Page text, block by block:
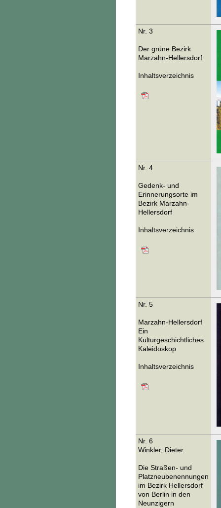
Nr. 3
Der grüne Bezirk
Marzahn-Hellersdorf
Inhaltsverzeichnis
Nr. 4
Gedenk- und
Erinnerungsorte im
Bezirk Marzahn-
Hellersdorf
Inhaltsverzeichnis
Nr. 5
Marzahn-Hellersdorf
Ein
Kulturgeschichtliches
Kaleidoskop
Inhaltsverzeichnis
Nr. 6
Winkler, Dieter
Die Straßen- und
Platzneubenennungen
im Bezirk Hellersdorf
von Berlin in den
Neunzigern